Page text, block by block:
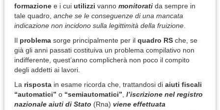
formazionee i cui utilizzi vanno monitoratida sempre in
tale quadro, anche se le conseguenze di una mancata
indicazione non incidono sulla legittimità della fruizione.
problemasorge principalmente per il quadro RSche, se
già gli anni passati costituiva un problema compilativo non
indifferente, quest’anno complicherà non poco il compito
degli addetti ai lavori.
La rispostain esame ricorda che, trattandosi di aiuti fiscali
“automatici” o “semiautomatici”, l’iscrizione nel registro
nazionale aiuti di Stato (Rna) viene effettuata